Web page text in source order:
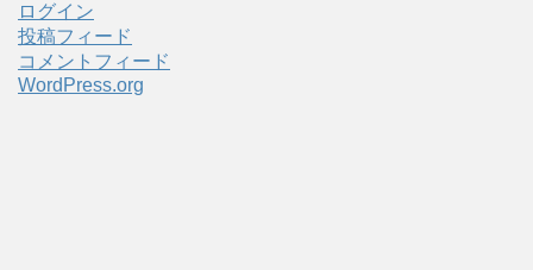
ログイン
投稿フィード
コメントフィード
WordPress.org